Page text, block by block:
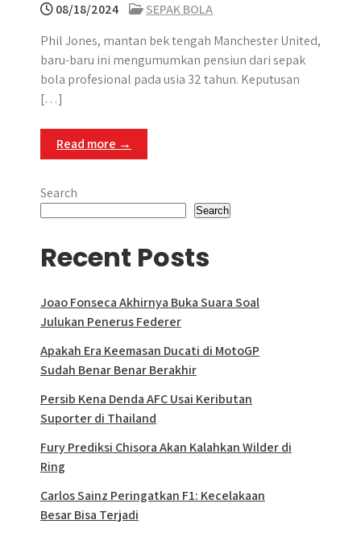
08/18/2024
SEPAK BOLA
Phil Jones, mantan bek tengah Manchester United,
baru-baru ini mengumumkan pensiun dari sepak
bola profesional pada usia 32 tahun. Keputusan
[…]
Read more →
Search
Search
Recent Posts
Joao Fonseca Akhirnya Buka Suara Soal
Julukan Penerus Federer
Apakah Era Keemasan Ducati di MotoGP
Sudah Benar Benar Berakhir
Persib Kena Denda AFC Usai Keributan
Suporter di Thailand
Fury Prediksi Chisora Akan Kalahkan Wilder di
Ring
Carlos Sainz Peringatkan F1: Kecelakaan
Besar Bisa Terjadi